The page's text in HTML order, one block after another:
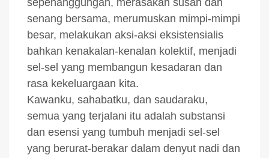
sepenanggungan, merasakan susah dan
senang bersama, merumuskan mimpi-mimpi
besar, melakukan aksi-aksi eksistensialis
bahkan kenakalan-kenalan kolektif, menjadi
sel-sel yang membangun kesadaran dan
rasa kekeluargaan kita.
Kawanku, sahabatku, dan saudaraku,
semua yang terjalani itu adalah substansi
dan esensi yang tumbuh menjadi sel-sel
yang berurat-berakar dalam denyut nadi dan